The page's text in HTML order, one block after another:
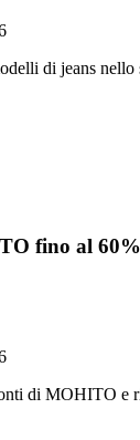
di jeans
fino al
di MOHITO e